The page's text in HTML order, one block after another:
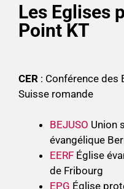
Les Eglises
Point KT
CER : Conférence des
Suisse romande
BEJUSO Union
évangélique
EERF Église
de Fribourg
EPG Église